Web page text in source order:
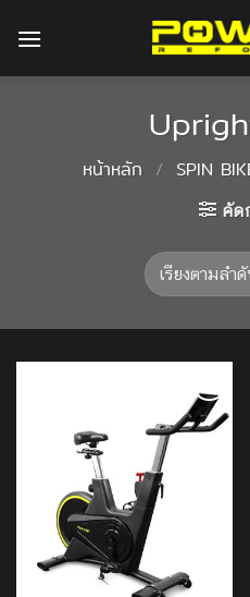
หน้าหลัก / SPIN
คัด
Add to
Wishlist